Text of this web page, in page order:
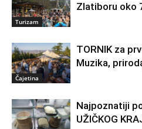
Turizam
Zlatiboru oko
Čajetina
TORNIK za
Muzika,
Najpoznatiji
UŽIČKOG